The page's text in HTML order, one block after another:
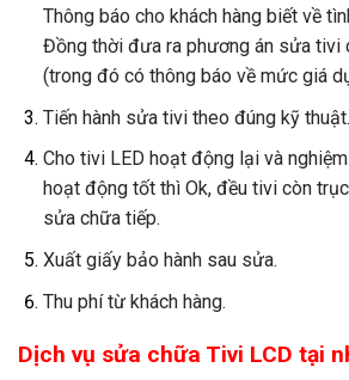
Thông báo cho khách hàng biết về
Đồng thời đưa ra phương án sửa tivi
(trong đó có thông báo về mức giá
Tiến hành sửa tivi theo đúng kỹ thuật.
Cho tivi LED hoạt động lại và
hoạt động tốt thì Ok, đều tivi còn
sửa chữa tiếp.
Xuất giấy bảo hành sau sửa.
Thu phí từ khách hàng.
Dịch vụ sửa chữa Tivi LCD tại